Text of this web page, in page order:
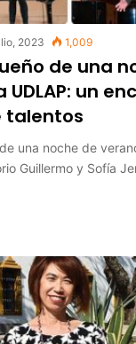
2023 1,009
de una
UDLAP: un
talentos
una noche de
Guillermo y Sofía